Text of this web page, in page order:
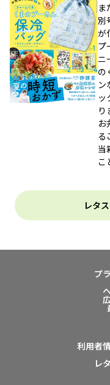
ま
別
が
プ
ニ
の
ン
ッ
り
お
る
当
こ
レタ
プ
利用者
レ